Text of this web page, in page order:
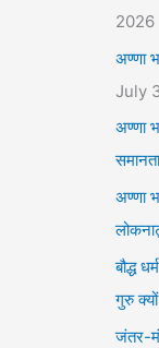
2026
अण्णा
July
अण्णा
अण्णा
बौद्ध
गुरु
जंतर-